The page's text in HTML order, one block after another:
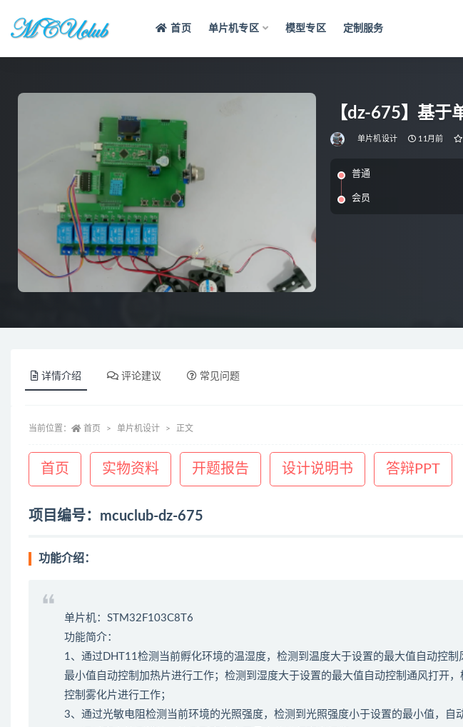
首页 单片机专区 模型专区 定制服务
【dz-675】基于
单片机设计 11月前
普通
会员
详情介绍 评论建议 常见问题
当前位置： 首页 单片机设计 正文
首页 实物资料 开题报告 设计说明书 答辩PPT
项目编号：mcuclub-dz-675
功能介绍：
单片机：STM32F103C8T6
功能简介：
1、通过DHT11检测当前孵化环境的温湿度，检测到温度大于设置的最大值自动控
最小值自动控制加热片进行工作；检测到湿度大于设置的最大值自动控制通风打开
控制雾化片进行工作；
3、通过光敏电阻检测当前环境的光照强度，检测到光照强度小于设置的最小值，自